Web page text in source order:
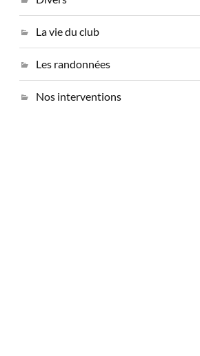
La vie du club
Les randonnées
Nos interventions